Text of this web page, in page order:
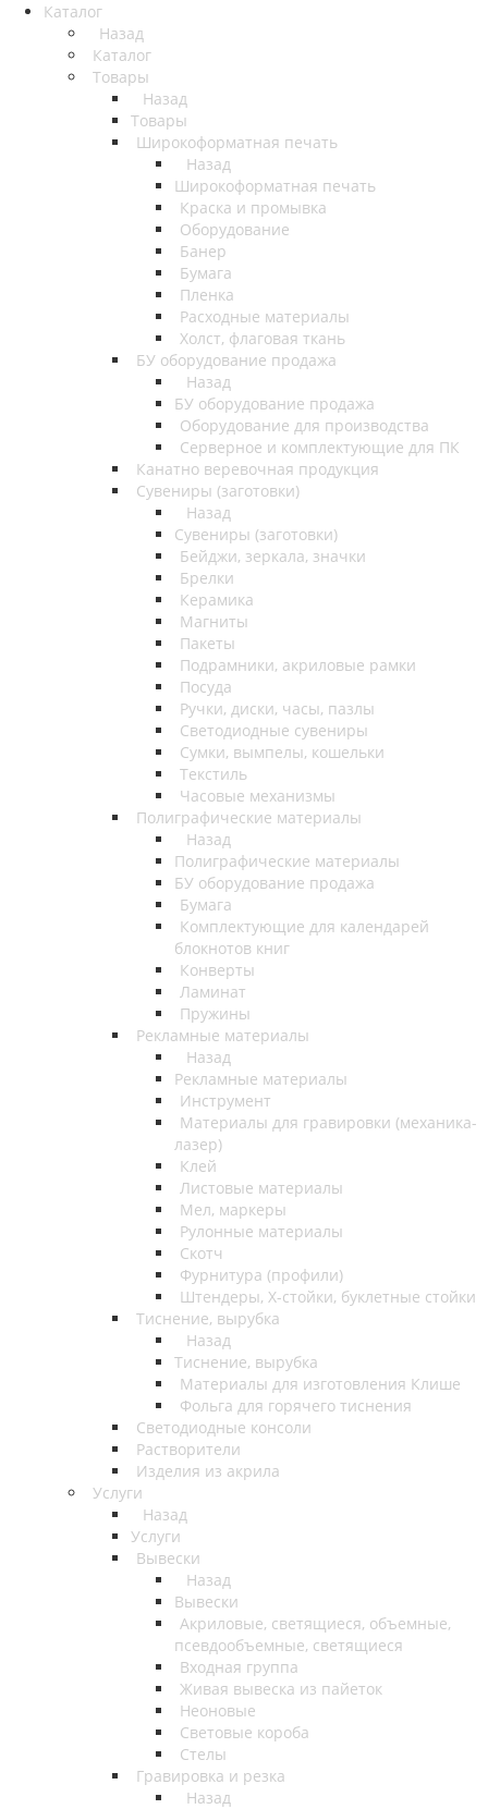
Каталог
Назад
Каталог
Товары
Назад
Товары
Широкоформатная печать
Назад
Широкоформатная печать
Краска и промывка
Оборудование
Банер
Бумага
Пленка
Расходные материалы
Холст, флаговая ткань
БУ оборудование продажа
Назад
БУ оборудование продажа
Оборудование для производства
Серверное и комплектующие для ПК
Канатно веревочная продукция
Сувениры (заготовки)
Назад
Сувениры (заготовки)
Бейджи, зеркала, значки
Брелки
Керамика
Магниты
Пакеты
Подрамники, акриловые рамки
Посуда
Ручки, диски, часы, пазлы
Светодиодные сувениры
Сумки, вымпелы, кошельки
Текстиль
Часовые механизмы
Полиграфические материалы
Назад
Полиграфические материалы
БУ оборудование продажа
Бумага
Комплектующие для календарей
блокнотов книг
Конверты
Ламинат
Пружины
Рекламные материалы
Назад
Рекламные материалы
Инструмент
Материалы для гравировки (механика-
лазер)
Клей
Листовые материалы
Мел, маркеры
Рулонные материалы
Скотч
Фурнитура (профили)
Штендеры, Х-стойки, буклетные стойки
Тиснение, вырубка
Назад
Тиснение, вырубка
Материалы для изготовления Клише
Фольга для горячего тиснения
Светодиодные консоли
Растворители
Изделия из акрила
Услуги
Назад
Услуги
Вывески
Назад
Вывески
Акриловые, светящиеся, объемные,
псевдообъемные, светящиеся
Входная группа
Живая вывеска из пайеток
Неоновые
Световые короба
Стелы
Гравировка и резка
Назад